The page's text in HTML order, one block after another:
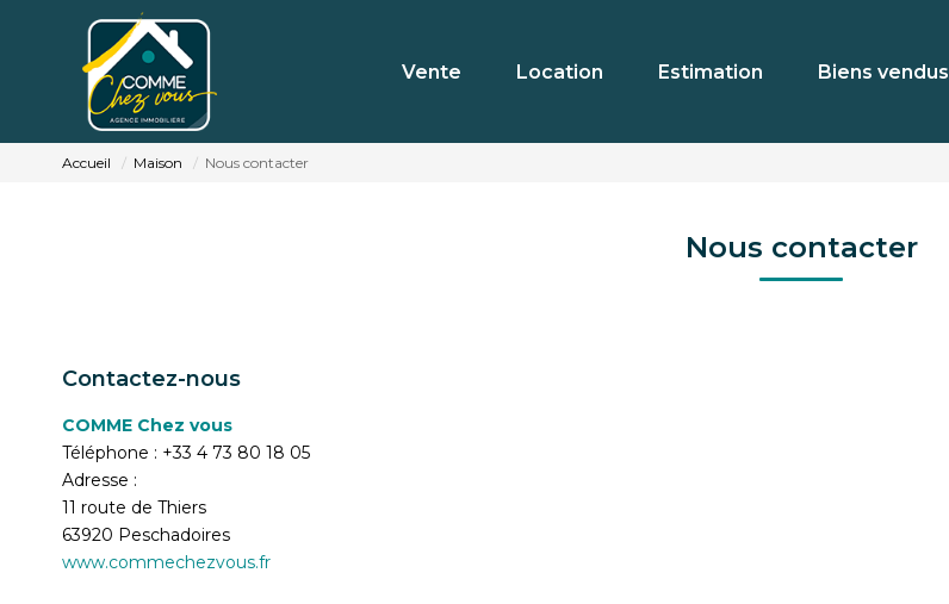
Vente Location Estimation Biens vendus
Accueil Maison Nous contacter
Nous contacter
Contactez-nous
COMME Chez vous
Téléphone : +33 4 73 80 18 05
Adresse :
11 route de Thiers
63920 Peschadoires
www.commechezvous.fr